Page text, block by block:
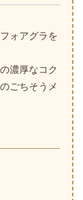
ォアグラを
濃厚なコク
ごちそうメ